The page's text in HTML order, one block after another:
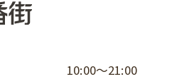
10:00～21:00